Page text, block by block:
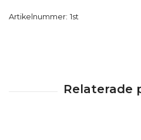
Artikelnummer: 1st